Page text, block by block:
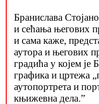
Бранислава
и сећања његових
и сама каже,
аутора и његових
градића у којем
графика и цртежа
аутопортрета и
књижевна дела.”